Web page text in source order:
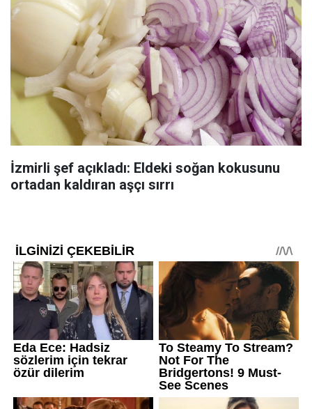
İzmirli şef açıkladı: Eldeki soğan kokusunu
ortadan kaldıran aşçı sırrı